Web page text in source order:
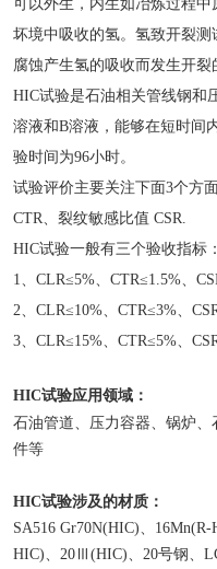
可以外生，内生如冶炼过程
坏境中吸收的氢。氢致开裂
腐蚀产生氢的吸收而发生开裂
HIC试验是石油相关管线钢和
溶液和B溶液，能够在短时间
验时间为96小时。
试验评价主要关注下面3个方
CTR、 裂纹敏感比值 CSR.
HIC试验一般有三个验收指标：
1、 CLR≤5%、 CTR≤1.5%、
2、 CLR≤10%、 CTR≤3%、
3、 CLR≤15%、 CTR≤5%、
HIC试验应用领域 ：
石油管道、压力容器、锅炉
件等
HIC试验涉及的材质：
SA516 Gr70N(HIC)、
HIC)、20Ⅲ(HIC)、20号钢、